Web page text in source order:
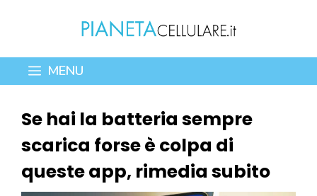
contenuto
MENU
Se hai la batteria sempre
scarica forse è colpa di
queste app, rimedia subito